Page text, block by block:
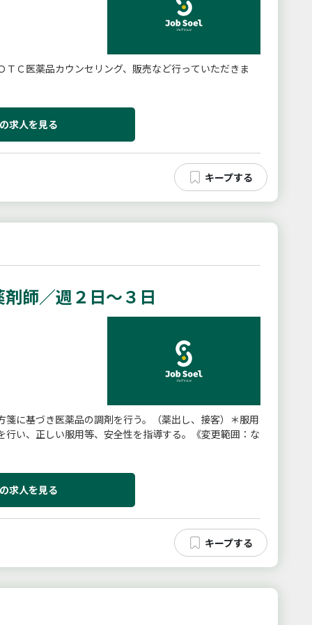
Ｃ医薬品カウンセリング、販売など行っていただきま
求人を見る
師／週２日〜３日
に基づき医薬品の調剤を行う。（薬出し、接客）＊服用
い、正しい服用等、安全性を指導する。《変更範囲：な
求人を見る